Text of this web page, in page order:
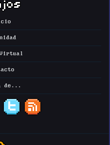
de...